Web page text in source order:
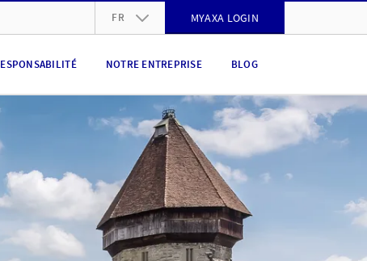
FR
IT
EN
MYAXA LOGIN
NOTRE ENTREPRISE BLOG